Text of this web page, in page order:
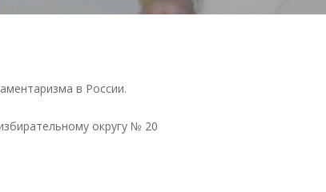
в России.
округу № 20